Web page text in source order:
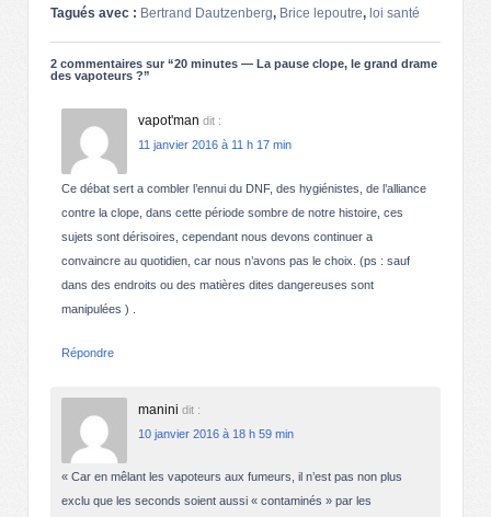
Tagués avec : Bertrand Dautzenberg, Brice lepoutre, loi santé
2 commentaires sur “20 minutes — La pause clope, le grand drame
des vapoteurs ?”
vapot'man dit :
11 janvier 2016 à 11 h 17 min
Ce débat sert a combler l’ennui du DNF, des hygiénistes, de l’alliance
contre la clope, dans cette période sombre de notre histoire, ces
sujets sont dérisoires, cependant nous devons continuer a
convaincre au quotidien, car nous n’avons pas le choix. (ps : sauf
dans des endroits ou des matières dites dangereuses sont
manipulées ) .
Répondre
manini dit :
10 janvier 2016 à 18 h 59 min
« Car en mêlant les vapoteurs aux fumeurs, il n’est pas non plus
exclu que les seconds soient aussi « contaminés » par les